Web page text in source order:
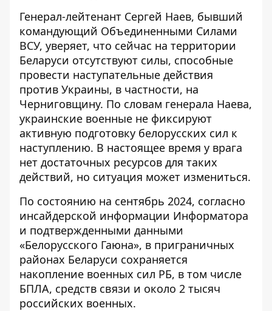
Генерал-лейтенант Сергей Наев, бывший
командующий Объединенными Силами
ВСУ, уверяет, что сейчас на территории
Беларуси отсутствуют силы, способные
провести наступательные действия
против Украины, в частности, на
Черниговщину. По словам генерала Наева,
украинские военные не фиксируют
активную подготовку белорусских сил к
наступлению. В настоящее время у врага
нет достаточных ресурсов для таких
действий, но ситуация может измениться.
По состоянию на сентябрь 2024, согласно
инсайдерской информации Информатора
и подтвержденными данными
«Белорусского Гаюна», в приграничных
районах Беларуси сохраняется
накопление военных сил РБ, в том числе
БПЛА, средств связи и около 2 тысяч
российских военных.